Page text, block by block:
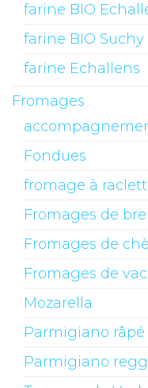
farine BIO
farine BIO Suchy
farine Echallens
Fromages
Fondues
fromage à
Fromages de
Fromages de
Fromages de
Mozarella
Parmigiano râpé
Parmigiano